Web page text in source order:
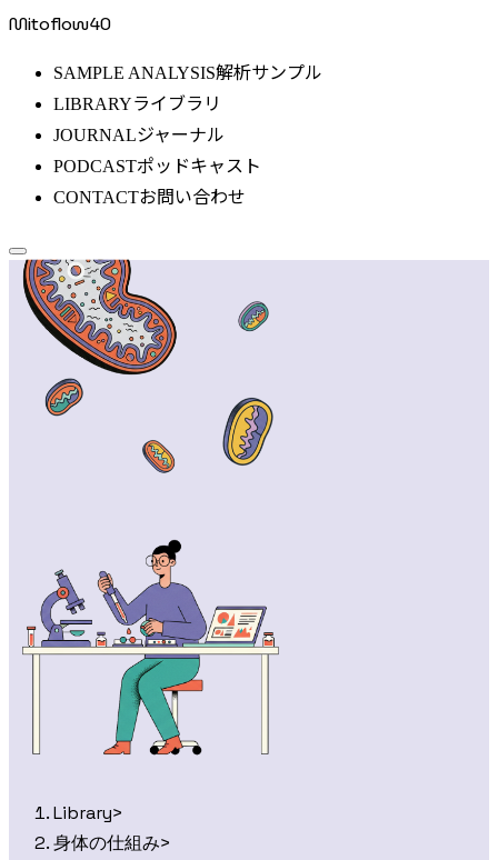
Mitoflow40
SAMPLE ANALYSIS解析サンプル
LIBRARYライブラリ
JOURNALジャーナル
PODCASTポッドキャスト
CONTACTお問い合わせ
Library>
身体の仕組み>